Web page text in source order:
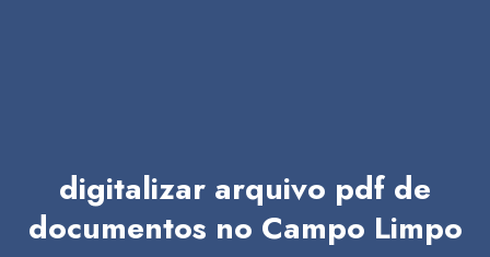
digitalizar arquivo pdf de
documentos no Campo Limpo